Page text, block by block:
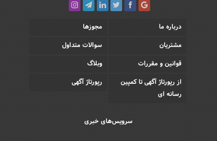
درباره ما
مجوزها
مشتریان
سوالات متداول
قوانین و مقررات
وبلاگ
از رپورتاژ آگهی تا کمپین
رسانه ای
رپورتاژ آگهی
سرویس‌های خبری